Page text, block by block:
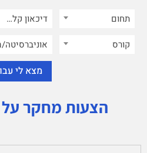
תחום דיכאון קליני
קורס
הצעות מחקר על